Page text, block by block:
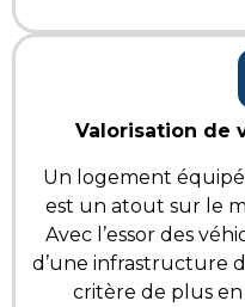
Valorisation de
Un logement
est un atout sur le
Avec l’essor des
d’une infrastructure
critère de plus